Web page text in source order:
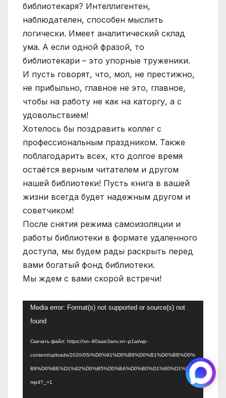
библиотекаря? Интеллигентен,
наблюдателен, способен мыслить
логически. Имеет аналитический склад
ума. А если одной фразой, то
библиотекари – это упорные труженики.
И пусть говорят, что, мол, не престижно,
не прибыльно, главное не это, главное,
чтобы на работу не как на каторгу, а с
удовольствием!
Хотелось бы поздравить коллег с
профессиональным праздником. Также
поблагодарить всех, кто долгое время
остаётся верным читателем и другом
нашей библиотеки! Пусть книга в вашей
жизни всегда будет надежным другом и
советчиком!
После снятия режима самоизоляции и
работы библиотеки в формате удаленного
доступа, мы будем рады раскрыть перед
вами богатый фонд библиотеки.
Мы ждем с вами скорой встречи!
Видеоплеер
Media error: Format(s) not supported or source(s) not
found
Скачать файл: https://xn--90aae3anv.xn--p1ai/wp-
content/uploads/2020/05/%D0%91%D0%B8%D0%B1%D0%BB%D0%
B8%D0%BE%D1%82%D0%B5%D0%BA%D0%B0%D1%80%D1%8C.
mp4?_=1